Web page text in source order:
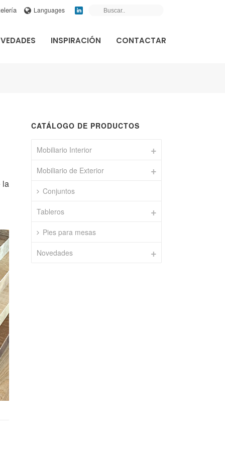
Languages
INSPIRACIÓN CONTACTAR
la
CATÁLOGO DE PRODUCTOS
Mobiliario Interior
Mobiliario de Exterior
Conjuntos
Tableros
Pies para mesas
Novedades